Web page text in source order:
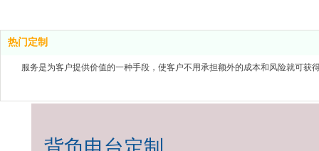
热门定制
服务是为客户提供价值的一种手段，使客户不用承担额外的成本和风险就可获